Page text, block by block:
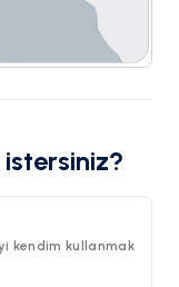
kendim kullanmak